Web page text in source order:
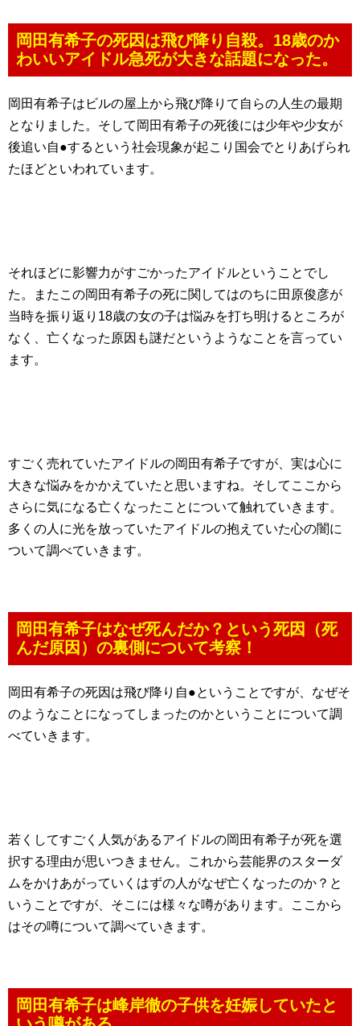
岡田有希子の死因は飛び降り自殺。18歳のか
わいいアイドル急死が大きな話題になった。
岡田有希子はビルの屋上から飛び降りて自らの人生の最期
となりました。そして岡田有希子の死後には少年や少女が
後追い自●するという社会現象が起こり国会でとりあげられ
たほどといわれています。
それほどに影響力がすごかったアイドルということでし
た。またこの岡田有希子の死に関してはのちに田原俊彦が
当時を振り返り18歳の女の子は悩みを打ち明けるところが
なく、亡くなった原因も謎だというようなことを言ってい
ます。
すごく売れていたアイドルの岡田有希子ですが、実は心に
大きな悩みをかかえていたと思いますね。そしてここから
さらに気になる亡くなったことについて触れていきます。
多くの人に光を放っていたアイドルの抱えていた心の闇に
ついて調べていきます。
岡田有希子はなぜ死んだか？という死因（死
んだ原因）の裏側について考察！
岡田有希子の死因は飛び降り自●ということですが、なぜそ
のようなことになってしまったのかということについて調
べていきます。
若くしてすごく人気があるアイドルの岡田有希子が死を選
択する理由が思いつきません。これから芸能界のスターダ
ムをかけあがっていくはずの人がなぜ亡くなったのか？と
いうことですが、そこには様々な噂があります。ここから
はその噂について調べていきます。
岡田有希子は峰岸徹の子供を妊娠していたと